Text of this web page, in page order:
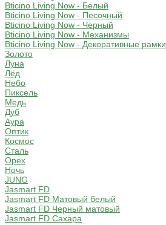
Bticino Living Now - Белый
Bticino Living Now - Песочный
Bticino Living Now - Черный
Bticino Living Now - Механизмы
Bticino Living Now - Декоративные рамки
Золото
Луна
Лёд
Небо
Пиксель
Медь
Дуб
Аура
Оптик
Космос
Сталь
Орех
Ночь
JUNG
Jasmart FD
Jasmart FD Матовый белый
Jasmart FD Черный матовый
Jasmart FD Сахара